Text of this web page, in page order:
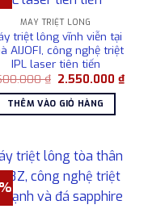
₫.
MÁY TRIỆT LÔNG
triệt lông vĩnh viễn tại
AIJOFI, công nghệ triệt
IPL laser tiên tiến
₫ Giá
là:
3.500.000 ₫.
2.550.000₫Giá
hiện
THÊM VÀO GIỎ HÀNG